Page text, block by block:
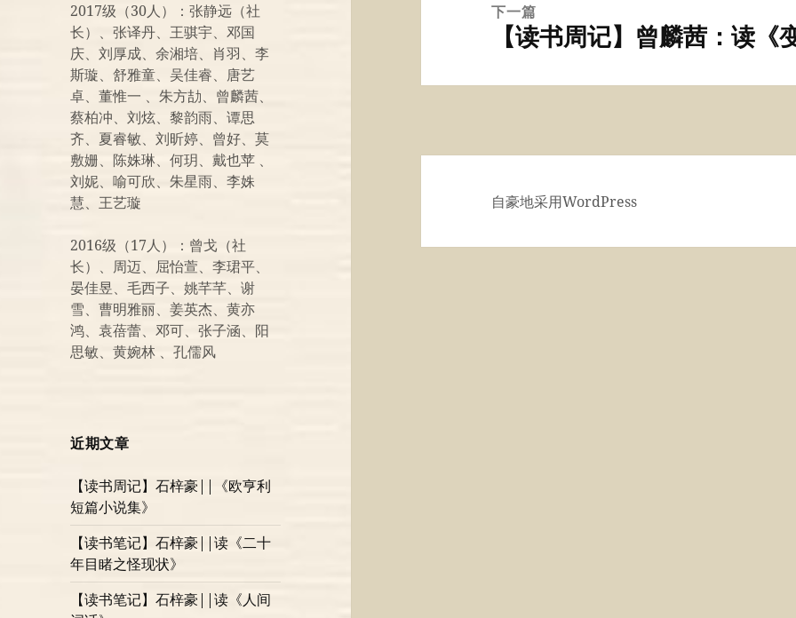
2017级（30人）：张静远（社
长）、张译丹、王骐宇、邓国
庆、刘厚成、余湘培、肖羽、李
斯璇、舒雅童、吴佳睿、唐艺
卓、董惟一 、朱方劼、曾麟茜、
蔡柏冲、刘炫、黎韵雨、谭思
齐、夏睿敏、刘昕婷、曾好、莫
敷姗、陈姝琳、何玥、戴也苹 、
刘妮、喻可欣、朱星雨、李姝
慧、王艺璇
2016级（17人）：曾戈（社
长）、周迈、屈怡萱、李珺平、
晏佳昱、毛西子、姚芊芊、谢
雪、曹明雅丽、姜英杰、黄亦
鸿、袁蓓蕾、邓可、张子涵、阳
思敏、黄婉林 、孔儒风
近期文章
【读书周记】石梓豪||《欧亨利
短篇小说集》
【读书笔记】石梓豪||读《二十
年目睹之怪现状》
【读书笔记】石梓豪||读《人间
下一篇
文
【读书周记】曾麟茜：读《
自豪地采用WordPress